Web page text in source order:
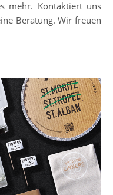
mehr. Kontaktiert uns
Beratung. Wir freuen